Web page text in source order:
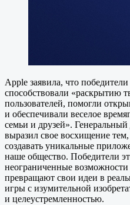
Apple заявила, что
способствовали «раскрытию
пользователей, помогли
и обеспечивали веселое
семьи и друзей».
выразил свое восхищение
создавать уникальные
наше общество. Победители
неограниченные возможности
превращают свои идеи в
игры с изумительной
и целеустремленностью.